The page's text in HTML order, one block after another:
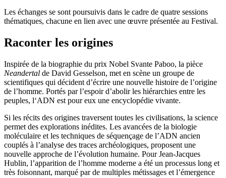
Les échanges se sont poursuivis dans le cadre de quatre sessions
thématiques, chacune en lien avec une œuvre présentée au Festival.
Raconter les origines
Inspirée de la biographie du prix Nobel Svante Paboo, la pièce
Neandertal de David Gesselson, met en scène un groupe de
scientifiques qui décident d’écrire une nouvelle histoire de l’origine
de l’homme. Portés par l’espoir d’abolir les hiérarchies entre les
peuples, l‘ADN est pour eux une encyclopédie vivante.
Si les récits des origines traversent toutes les civilisations, la science
permet des explorations inédites. Les avancées de la biologie
moléculaire et les techniques de séquençage de l’ADN ancien
couplés à l’analyse des traces archéologiques, proposent une
nouvelle approche de l’évolution humaine. Pour Jean-Jacques
Hublin, l’apparition de l’homme moderne a été un processus long et
très foisonnant, marqué par de multiples métissages et l’émergence